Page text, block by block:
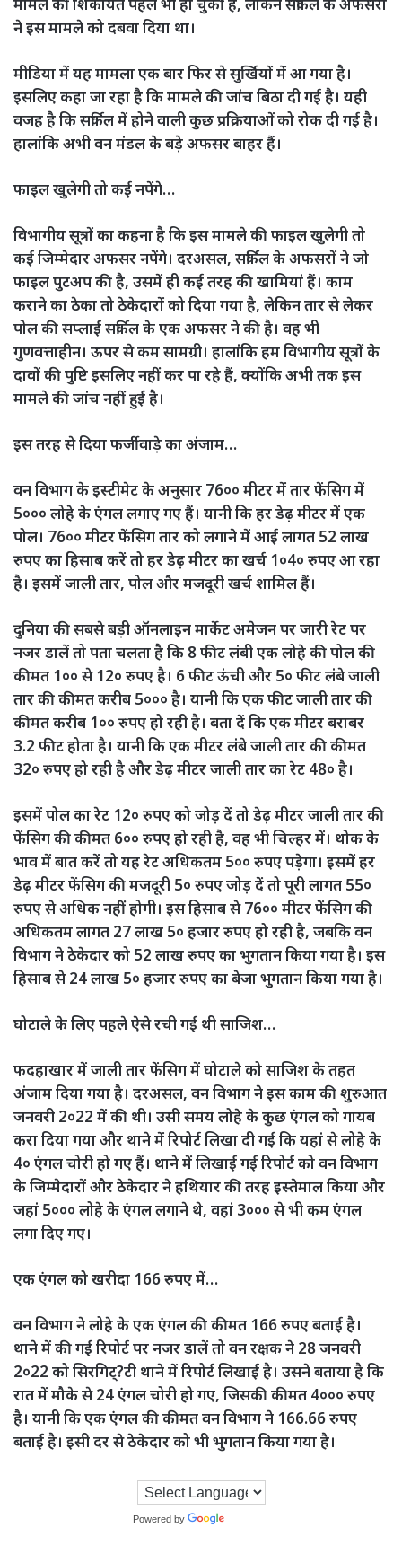
ने इस मामले को दबवा दिया था।
मीडिया में यह मामला एक बार फिर से सुर्खियों में आ गया है।
इसलिए कहा जा रहा है कि मामले की जांच बिठा दी गई है। यही
वजह है कि सर्किल में होने वाली कुछ प्रक्रियाओं को रोक दी गई है।
हालांकि अभी वन मंडल के बड़े अफसर बाहर हैं।
फाइल खुलेगी तो कई नपेंगे…
विभागीय सूत्रों का कहना है कि इस मामले की फाइल खुलेगी तो
कई जिम्मेदार अफसर नपेंगे। दरअसल, सर्किल के अफसरों ने जो
फाइल पुटअप की है, उसमें ही कई तरह की खामियां हैं। काम
कराने का ठेका तो ठेकेदारों को दिया गया है, लेकिन तार से लेकर
पोल की सप्लाई सर्किल के एक अफसर ने की है। वह भी
गुणवत्ताहीन। ऊपर से कम सामग्री। हालांकि हम विभागीय सूत्रों के
दावों की पुष्टि इसलिए नहीं कर पा रहे हैं, क्योंकि अभी तक इस
मामले की जांच नहीं हुई है।
इस तरह से दिया फर्जीवाड़े का अंजाम…
वन विभाग के इस्टीमेट के अनुसार 76०० मीटर में तार फेंसिग में
5००० लोहे के एंगल लगाए गए हैं। यानी कि हर डेढ़ मीटर में एक
पोल। 76०० मीटर फेंसिग तार को लगाने में आई लागत 52 लाख
रुपए का हिसाब करें तो हर डेढ़ मीटर का खर्च 1०4० रुपए आ रहा
है। इसमें जाली तार, पोल और मजदूरी खर्च शामिल हैं।
दुनिया की सबसे बड़ी ऑनलाइन मार्केट अमेजन पर जारी रेट पर
नजर डालें तो पता चलता है कि 8 फीट लंबी एक लोहे की पोल की
कीमत 1०० से 12० रुपए है। 6 फीट ऊंची और 5० फीट लंबे जाली
तार की कीमत करीब 5००० है। यानी कि एक फीट जाली तार की
कीमत करीब 1०० रुपए हो रही है। बता दें कि एक मीटर बराबर
3.2 फीट होता है। यानी कि एक मीटर लंबे जाली तार की कीमत
32० रुपए हो रही है और डेढ़ मीटर जाली तार का रेट 48० है।
इसमें पोल का रेट 12० रुपए को जोड़ दें तो डेढ़ मीटर जाली तार की
फेंसिग की कीमत 6०० रुपए हो रही है, वह भी चिल्हर में। थोक के
भाव में बात करें तो यह रेट अधिकतम 5०० रुपए पड़ेगा। इसमें हर
डेढ़ मीटर फेंसिग की मजदूरी 5० रुपए जोड़ दें तो पूरी लागत 55०
रुपए से अधिक नहीं होगी। इस हिसाब से 76०० मीटर फेंसिग की
अधिकतम लागत 27 लाख 5० हजार रुपए हो रही है, जबकि वन
विभाग ने ठेकेदार को 52 लाख रुपए का भुगतान किया गया है। इस
हिसाब से 24 लाख 5० हजार रुपए का बेजा भुगतान किया गया है।
घोटाले के लिए पहले ऐसे रची गई थी साजिश…
फदहाखार में जाली तार फेंसिग में घोटाले को साजिश के तहत
अंजाम दिया गया है। दरअसल, वन विभाग ने इस काम की शुरुआत
जनवरी 2०22 में की थी। उसी समय लोहे के कुछ एंगल को गायब
करा दिया गया और थाने में रिपोर्ट लिखा दी गई कि यहां से लोहे के
4० एंगल चोरी हो गए हैं। थाने में लिखाई गई रिपोर्ट को वन विभाग
के जिम्मेदारों और ठेकेदार ने हथियार की तरह इस्तेमाल किया और
जहां 5००० लोहे के एंगल लगाने थे, वहां 3००० से भी कम एंगल
लगा दिए गए।
एक एंगल को खरीदा 166 रुपए में…
वन विभाग ने लोहे के एक एंगल की कीमत 166 रुपए बताई है।
थाने में की गई रिपोर्ट पर नजर डालें तो वन रक्षक ने 28 जनवरी
2०22 को सिरगिट्?टी थाने में रिपोर्ट लिखाई है। उसने बताया है कि
रात में मौके से 24 एंगल चोरी हो गए, जिसकी कीमत 4००० रुपए
है। यानी कि एक एंगल की कीमत वन विभाग ने 166.66 रुपए
बताई है। इसी दर से ठेकेदार को भी भुगतान किया गया है।
Powered by